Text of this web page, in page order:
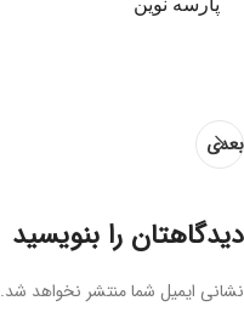
بعدی
دیدگاهتان را بنویسید
نشانی ایمیل شما منتشر نخواهد شد.